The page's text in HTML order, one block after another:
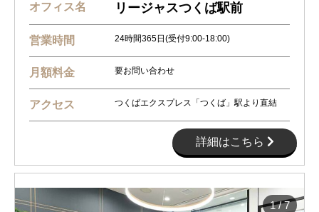
オフィス名 リージャスつくば駅前
営業時間 24時間365日(受付9:00-18:00)
月額料金 要お問い合わせ
アクセス つくばエクスプレス「つくば」駅より直結
詳細はこちら
1/7